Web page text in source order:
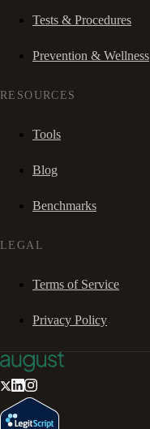
Tests & Procedures
Prevention & Wellness
RESOURCES
Tools
Blog
Benchmarks
LEGAL
Terms of Service
Privacy Policy